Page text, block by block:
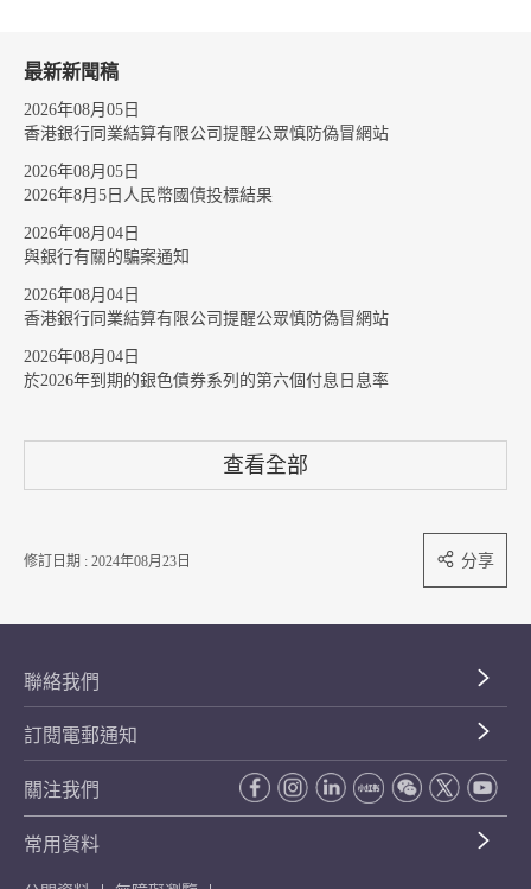
最新新聞稿
2026年08月05日
香港銀行同業結算有限公司提醒公眾慎防偽冒網站
2026年08月05日
2026年8月5日人民幣國債投標結果
2026年08月04日
與銀行有關的騙案通知
2026年08月04日
香港銀行同業結算有限公司提醒公眾慎防偽冒網站
2026年08月04日
於2026年到期的銀色債券系列的第六個付息日息率
查看全部
修訂日期 : 2024年08月23日 分享
聯絡我們
訂閱電郵通知
關注我們
常用資料